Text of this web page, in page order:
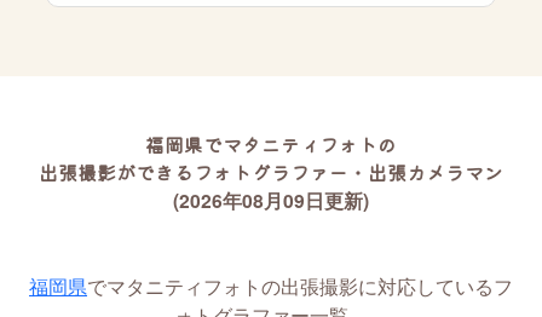
福岡県でマタニティフォトの
出張撮影ができるフォトグラファー・出張カメラマン
(2026年08月09日更新)
福岡県でマタニティフォトの出張撮影に対応しているフ